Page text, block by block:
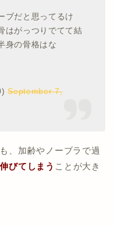
ブだと思ってるけ
はがっつりでてて結
身の骨格はな
September 7,
、加齢やノーブラで過
びてしまう ことが大き